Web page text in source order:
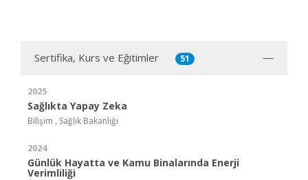
Sertifika, Kurs ve Eğitimler 51
2025
Sağlıkta Yapay Zeka
Bilişim , Sağlık Bakanlığı
2024
Günlük Hayatta ve Kamu Binalarında Enerji
Verimliliği